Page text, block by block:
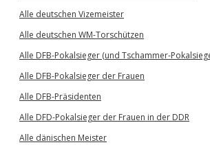
Alle deutschen Vizemeister
Alle deutschen WM-Torschützen
Alle DFB-Pokalsieger (und Tschammer-
Alle DFB-Pokalsieger der Frauen
Alle DFB-Präsidenten
Alle DFD-Pokalsieger der Frauen in der DDR
Alle dänischen Meister